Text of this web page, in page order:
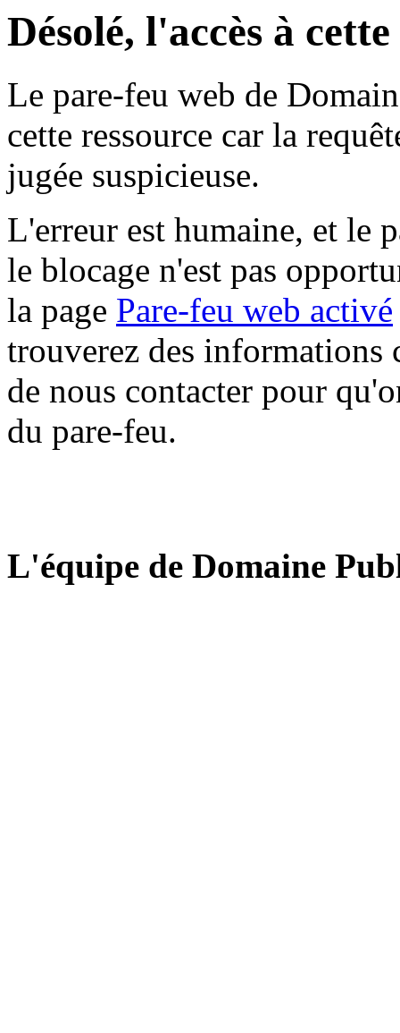
Désolé, l'accès à
Le pare-feu web de
cette ressource car la
jugée suspicieuse.
L'erreur est humaine, et le
le blocage n'est pas
la page Pare-feu web activé
trouverez des informations
de nous contacter pour
du pare-feu.
L'équipe de Domaine